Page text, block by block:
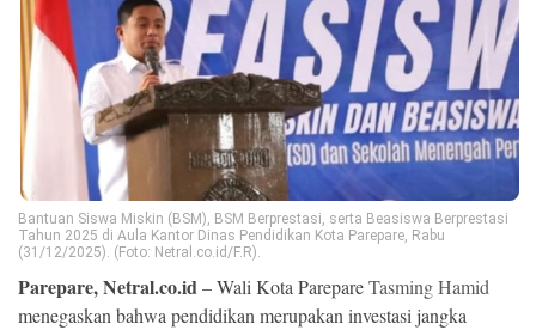
Peristiwa
Olahraga
Ekonomi
Memori
Bantuan Siswa Miskin (BSM), BSM Berprestasi, serta Beasiswa Berprestasi
Tahun 2025 di Aula Kantor Dinas Pendidikan Kota Parepare, Rabu
(31/12/2025). (Foto: Netral.co.id/F.R).
Parepare, Netral.co.id– Wali Kota ParepareTasming Hamid
menegaskan bahwa pendidikan merupakan investasi jangka